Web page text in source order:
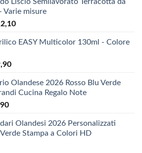
Liscio Semilavorato Terracotta da
Varie misure
Fascia
prezzo:
€12,10
EASY Multicolor 130ml - Colore
Fascia
prezzo:
da
€9,90
Olandese 2026 Rosso Blu Verde
Cucina Regalo Note
Il
attuale
è:
Olandesi 2026 Personalizzati
Verde Stampa a Colori HD